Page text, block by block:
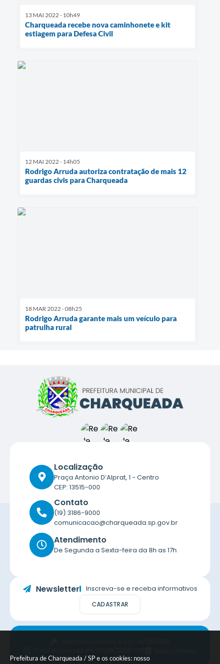
Prefeitura de Charqueada / SP e os cookies: nosso
13 MAI 2022 - 10h49
Charqueada recebe nova caminhonete e kit
estiagem para Defesa Civil
12 MAI 2022 - 14h05
Rodrigo Arruda autoriza contratação de mais 12
guardas civis para Charqueada
18 MAR 2022 - 08h25
Rodrigo Arruda garante mais um veículo para
patrulha rural
Localização
Praça Antonio D’Alprat, 1 - Centro
CEP: 13515-000
Contato
(19) 3186-9000
comunicacao@charqueada.sp.gov.br
Atendimento
De Segunda a Sexta-feira da 8h as 17h
Newsletter Inscreva-se e receba informativos
CADASTRAR